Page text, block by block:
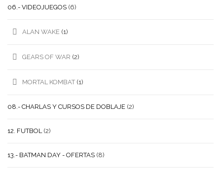
06.- VIDEOJUEGOS (6)
ALAN WAKE (1)
GEARS OF WAR (2)
MORTAL KOMBAT (1)
08.- CHARLAS Y CURSOS DE DOBLAJE (2)
12. FUTBOL (2)
13.- BATMAN DAY - OFERTAS (8)